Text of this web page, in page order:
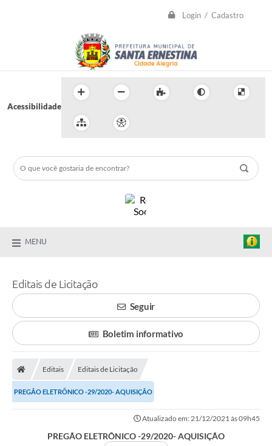
Login / Cadastro
Acessibilidade
MENU
Editais de Licitação
Seguir
Boletim informativo
Editais Editais de Licitação
PREGÃO ELETRÔNICO -29/2020- AQUISIÇÃO
Atualizado em: 21/12/2021 às 09h45
PREGÃO ELETRÔNICO -29/2020- AQUISIÇÃO